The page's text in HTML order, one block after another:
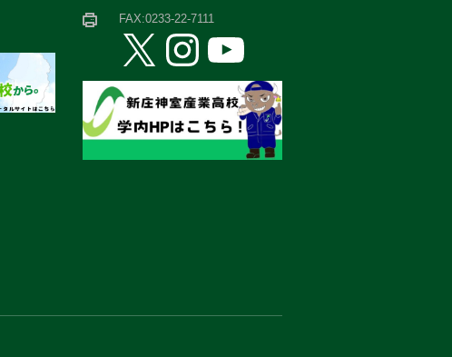
FAX:0233-22-7111
X Instagram
YouTube